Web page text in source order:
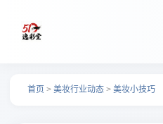
首页 > 美妆行业动态 > 美妆小技巧